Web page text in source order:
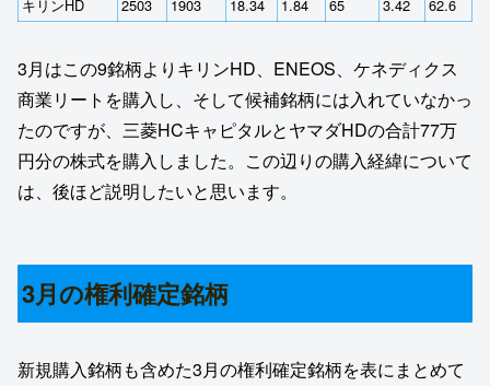
キリンHD 2503 1903 18.34 1.84 65 3.42 62.6
3月はこの9銘柄よりキリンHD、ENEOS、ケネディクス
商業リートを購入し、そして候補銘柄には入れていなかっ
たのですが、三菱HCキャピタルとヤマダHDの合計77万
円分の株式を購入しました。この辺りの購入経緯について
は、後ほど説明したいと思います。
3月の権利確定銘柄
新規購入銘柄も含めた3月の権利確定銘柄を表にまとめて